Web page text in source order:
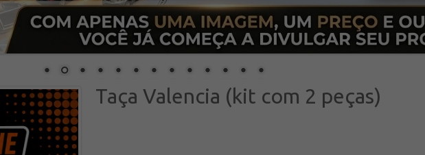
Taça Valencia (kit com 2 peças)